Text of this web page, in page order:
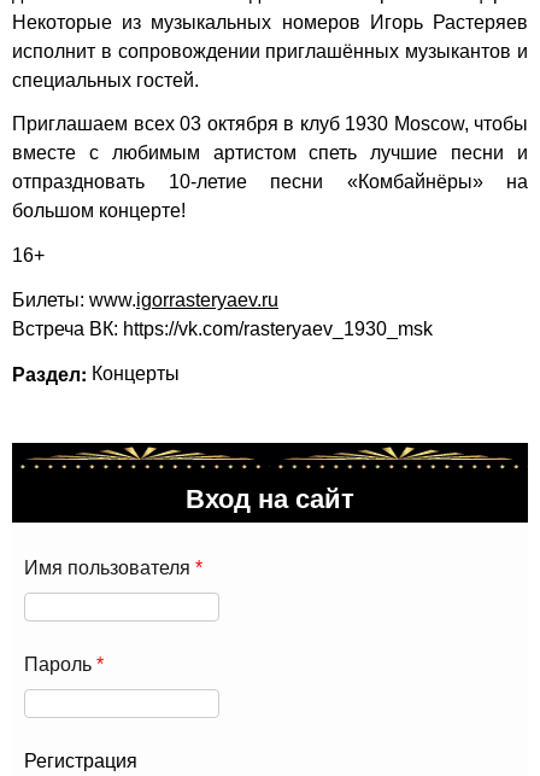
Некоторые из музыкальных номеров Игорь Растеряев
исполнит в сопровождении приглашённых музыкантов и
специальных гостей.
Приглашаем всех 03 октября в клуб 1930 Moscow, чтобы
вместе с любимым артистом спеть лучшие песни и
отпраздновать 10-летие песни «Комбайнёры» на
большом концерте!
16+
Билеты: www.igorrasteryaev.ru
Встреча ВК: https://vk.com/rasteryaev_1930_msk
Раздел: Концерты
Вход на сайт
Имя пользователя *
Пароль *
Регистрация